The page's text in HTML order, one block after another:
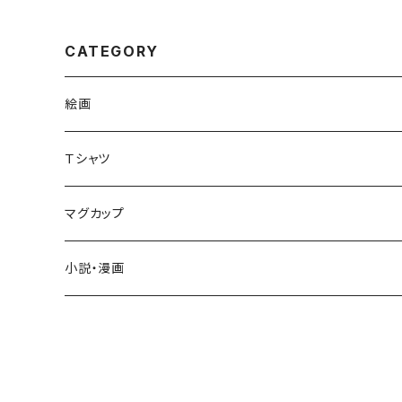
CATEGORY
絵画
F20(727×606)以上
F6(410×318)～F15(652×530)
F4(333×242)以下
Ｔシャツ
マグカップ
小説・漫画